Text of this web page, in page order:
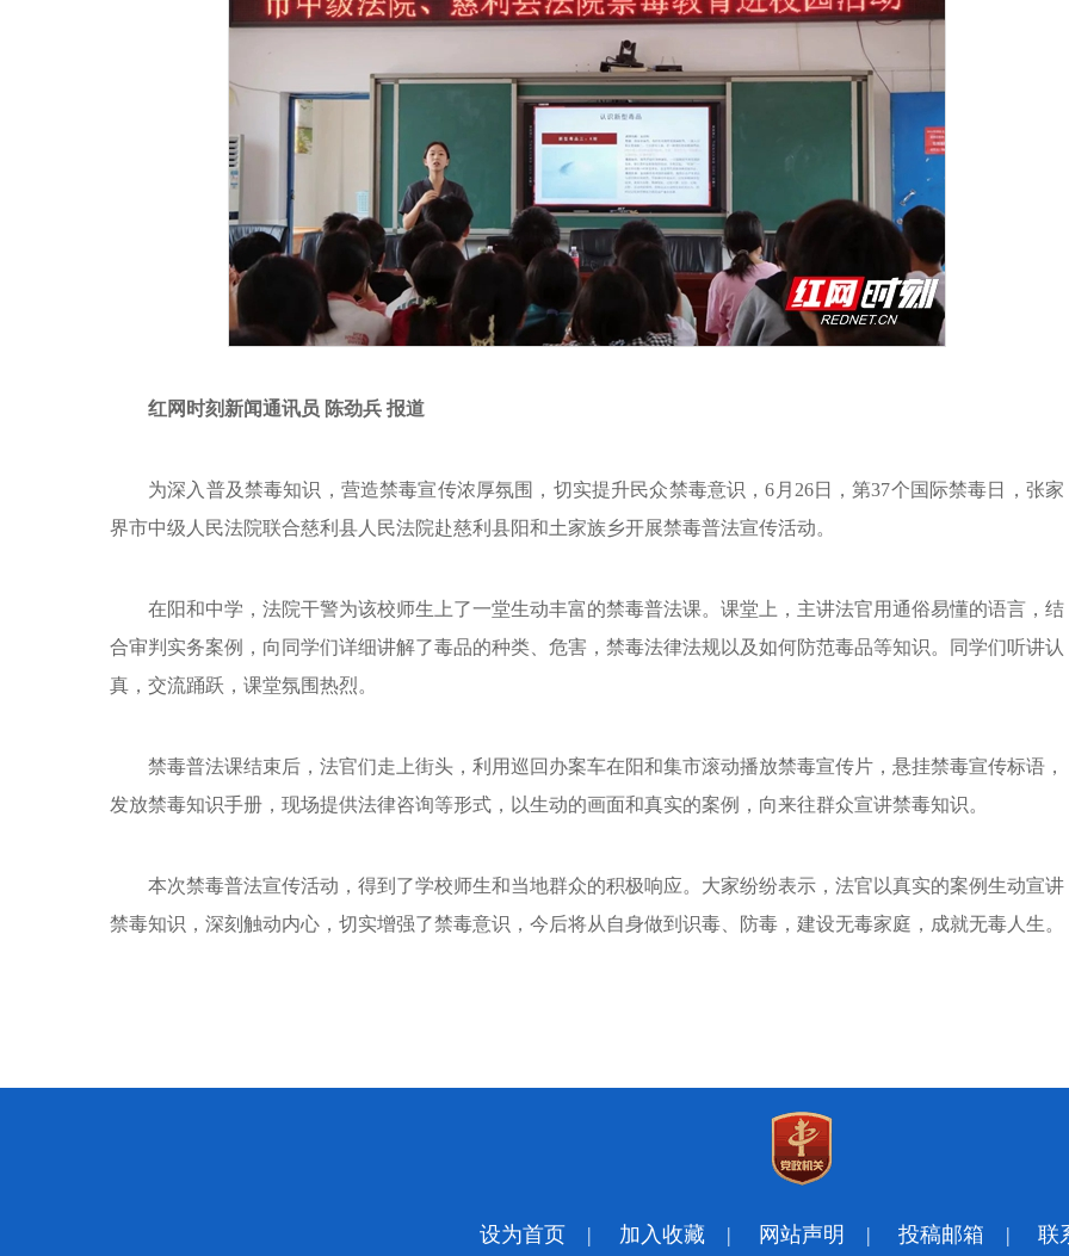
红网时刻新闻通讯员 陈劲兵 报道
为深入普及禁毒知识，营造禁毒宣传浓厚氛围，切实提升民众禁毒意识，6月26日，第37个国际禁毒日，张家
界市中级人民法院联合慈利县人民法院赴慈利县阳和土家族乡开展禁毒普法宣传活动。
在阳和中学，法院干警为该校师生上了一堂生动丰富的禁毒普法课。课堂上，主讲法官用通俗易懂的语言，结
合审判实务案例，向同学们详细讲解了毒品的种类、危害，禁毒法律法规以及如何防范毒品等知识。同学们听讲认
真，交流踊跃，课堂氛围热烈。
禁毒普法课结束后，法官们走上街头，利用巡回办案车在阳和集市滚动播放禁毒宣传片，悬挂禁毒宣传标语，
发放禁毒知识手册，现场提供法律咨询等形式，以生动的画面和真实的案例，向来往群众宣讲禁毒知识。
本次禁毒普法宣传活动，得到了学校师生和当地群众的积极响应。大家纷纷表示，法官以真实的案例生动宣讲
禁毒知识，深刻触动内心，切实增强了禁毒意识，今后将从自身做到识毒、防毒，建设无毒家庭，成就无毒人生。
设为首页 | 加入收藏 | 网站声明 | 投稿邮箱 | 联